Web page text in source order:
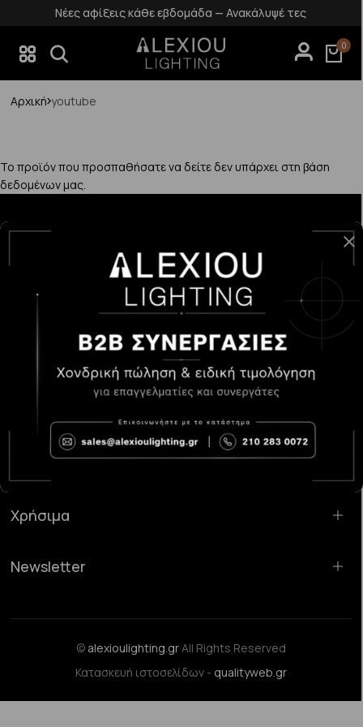
Νέες αφίξεις κάθε εβδομάδα — Ανακάλυψέ τες
0
Αρχική youtube
Το προϊόν που προσπαθήσατε να δείτε δεν υπάρχει στη βάση
δεδομένων μας.
Κατάστημα Χαλάνδρι:Σαρανταπόρου 55, 15232, Χαλάνδρι
sales@alexioulighting.gr
210 283 0072
6983123181
Χρήσιμα
Newsletter
© alexioulighting.grAll Rights Reserved
Κατασκευή ιστοσελίδων - qualityweb.gr